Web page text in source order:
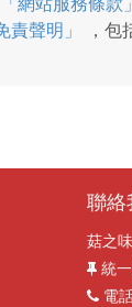
責聲明」
，包
聯絡
菇之
統
電